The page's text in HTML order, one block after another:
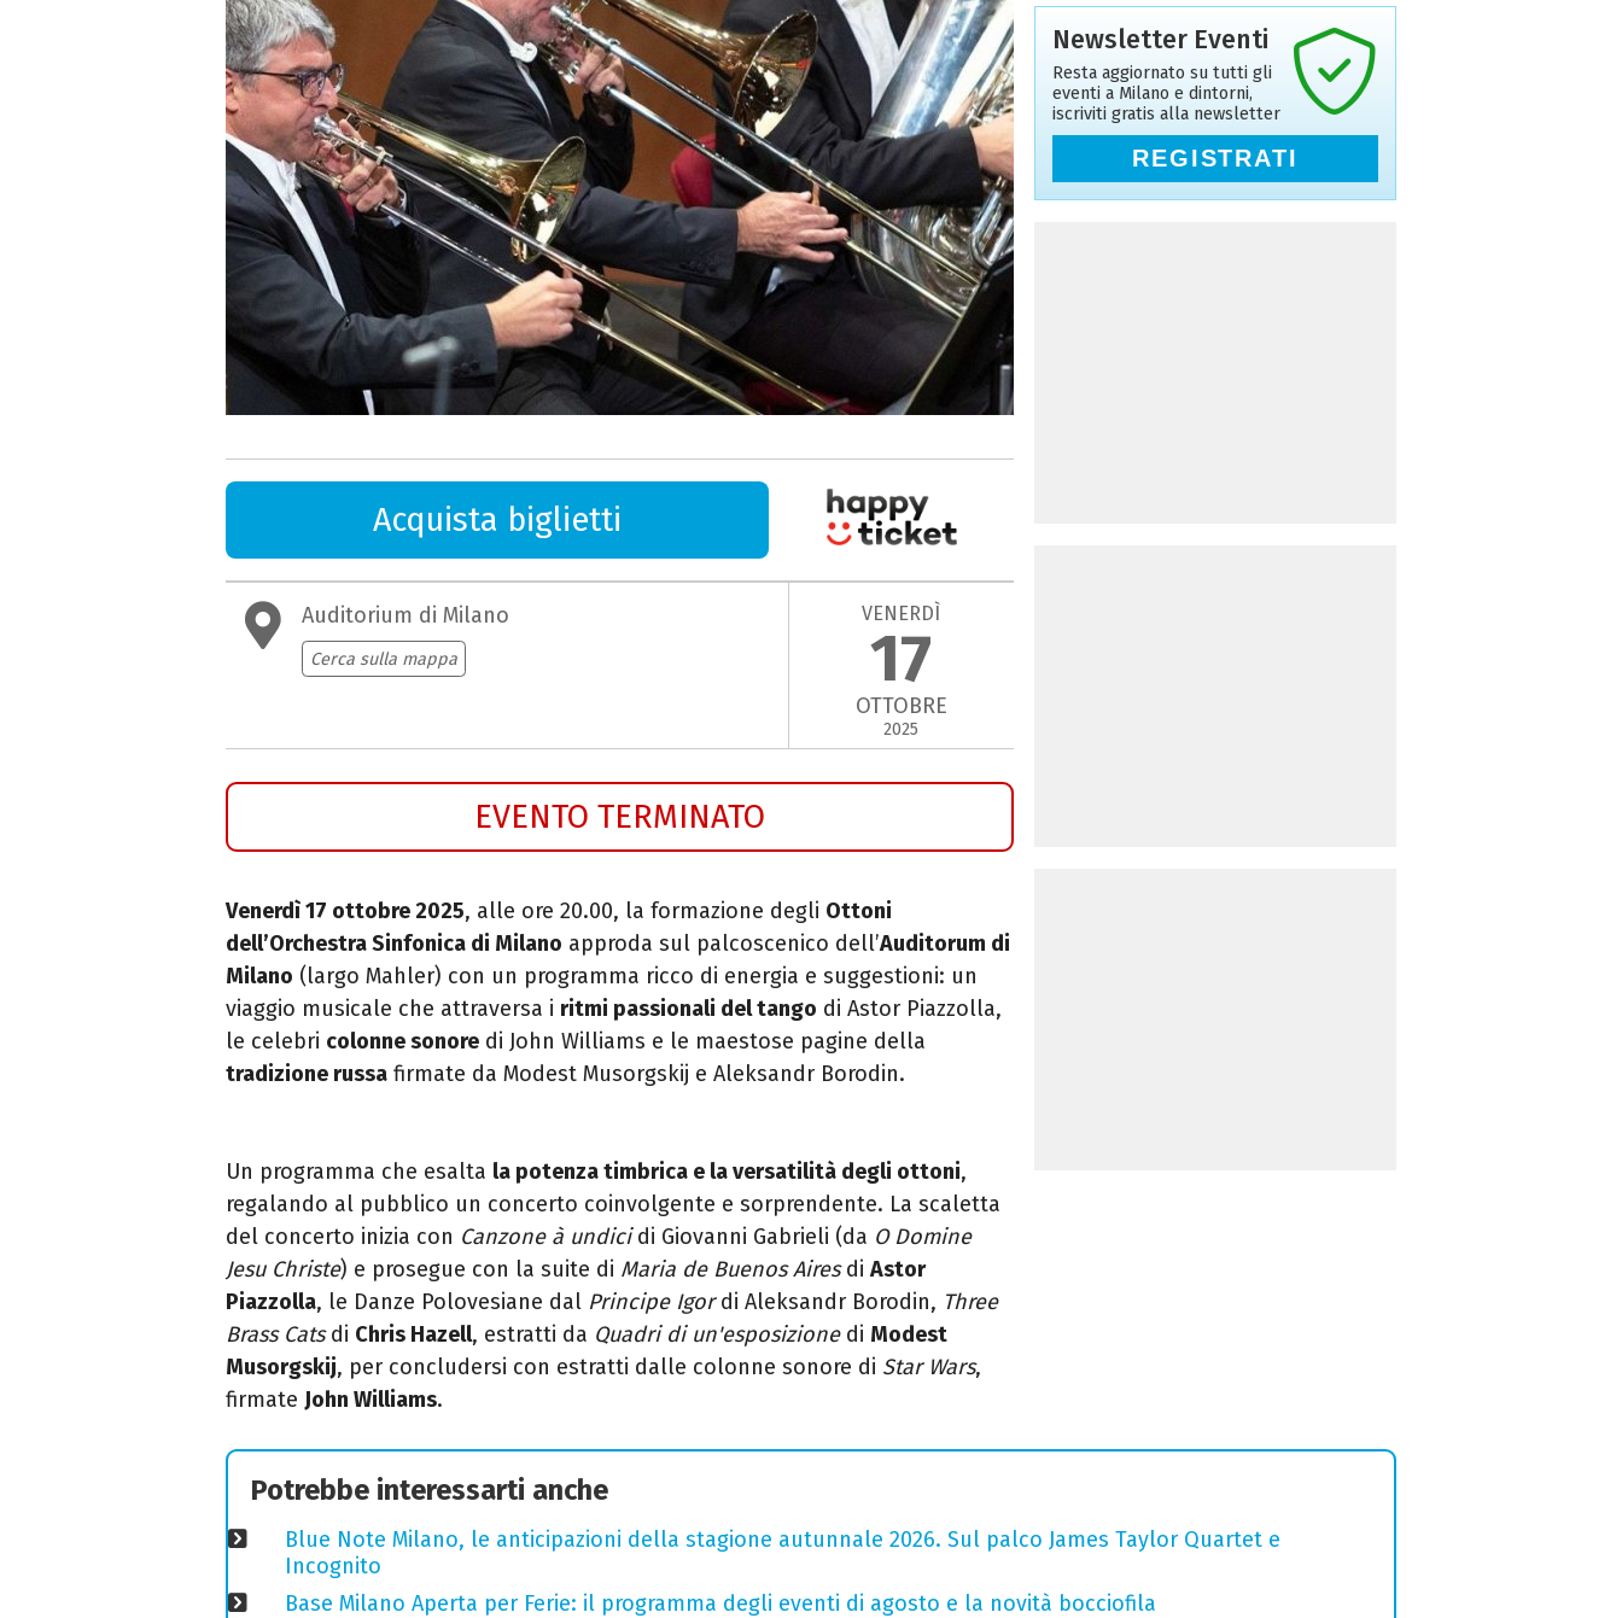
Acquista biglietti
Auditorium di Milano
Cerca sulla mappa
VENERDÌ
17
OTTOBRE
2025
EVENTO TERMINATO
Venerdì 17 ottobre 2025, alle ore 20.00, la formazione degli Ottoni
dell’Orchestra Sinfonica di Milano approda sul palcoscenico dell’Auditorum di
Milano (largo Mahler) con un programma ricco di energia e suggestioni: un
viaggio musicale che attraversa i ritmi passionali del tango di Astor Piazzolla,
le celebri colonne sonore di John Williams e le maestose pagine della
tradizione russa firmate da Modest Musorgskij e Aleksandr Borodin.
Un programma che esalta la potenza timbrica e la versatilità degli ottoni,
regalando al pubblico un concerto coinvolgente e sorprendente. La scaletta
del concerto inizia con Canzone à undicidi Giovanni Gabrieli (da O Domine
Jesu Christe) e prosegue con la suite di Maria de Buenos Airesdi Astor
Piazzolla, le Danze Polovesiane dal Principe Igordi Aleksandr Borodin, Three
Brass Catsdi Chris Hazell, estratti da Quadri di un'esposizionedi Modest
Musorgskij, per concludersi con estratti dalle colonne sonore di Star Wars,
firmate John Williams.
Newsletter Eventi
Resta aggiornato su tutti gli
eventi a Milano e dintorni,
iscriviti gratis alla newsletter
REGISTRATI
Potrebbe interessarti anche
Blue Note Milano, le anticipazioni della stagione autunnale 2026. Sul palco James Taylor Quartet e
Incognito
Base Milano Aperta per Ferie: il programma degli eventi di agosto e la novità bocciofila